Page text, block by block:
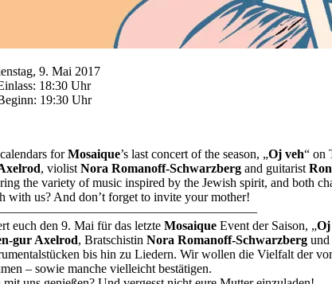
9. Mai 2017
18:30 Uhr
19:30 Uhr
forMosaique’s last concert of the season, „Oj veh“ on
, violist Nora Romanoff-Schwarzberg and guitarist
the variety of music inspired by the Jewish spirit, and both
with us? And don’t forget to invite your mother!
euch den 9. Mai für das letzte Mosaique Event der Saison, „Oj
gur Axelrod, Bratschistin Nora Romanoff-Schwarzbergund
bis hin zu Liedern. Wir wollen die Vielfalt der
– sowie manche vielleicht bestätigen.